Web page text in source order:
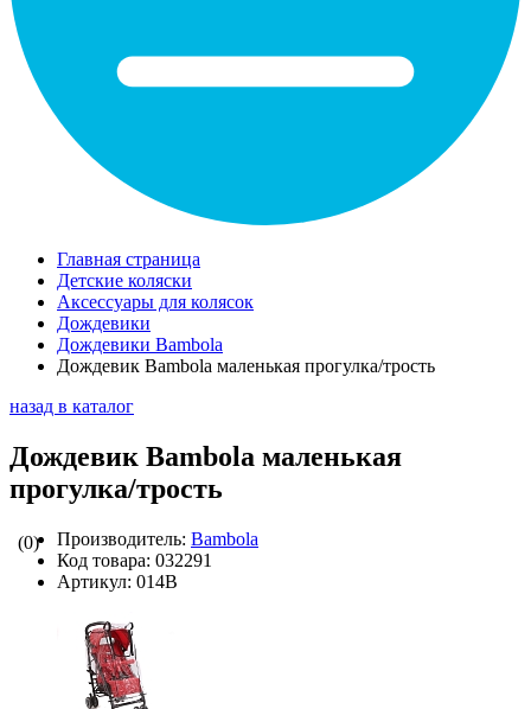
Главная страница
Детские коляски
Аксессуары для колясок
Дождевики
Дождевики Bambola
Дождевик Bambola маленькая прогулка/трость
назад в каталог
Дождевик Bambola маленькая
прогулка/трость
(0) Производитель: Bambola
Код товара: 032291
Артикул: 014B